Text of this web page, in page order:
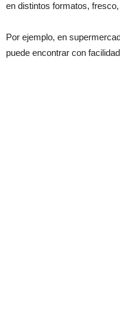
en distintos formatos,
Por ejemplo, en
puede encontrar con